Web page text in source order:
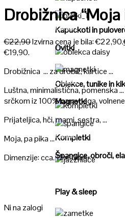
Poglej
Kapuckoti in
Poglej
Oblekce, tunike in
Poglej
Kompletki
Play & sleep
Poglej
Ovitki
Poglej
Magnetki
Poglej
Špangice, obroči,
Drobižnica “Moja
€22,90Izvirna cena je bila: €22,90.
€19,90.
Drobižnica … za drobiž, kartice …
Luštna, minimalistična, pomenska
srčkom iz 100% naravnega,
Prijateljica, hči, mami, sestra, …
Moja, pa pika …
Dimenzije: cca. 13x10cm
Ni na zalogi